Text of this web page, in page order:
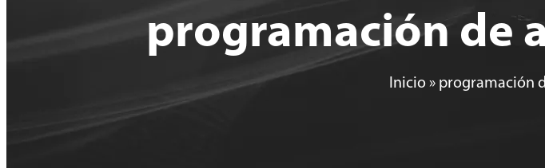
programación de
Inicio» programación